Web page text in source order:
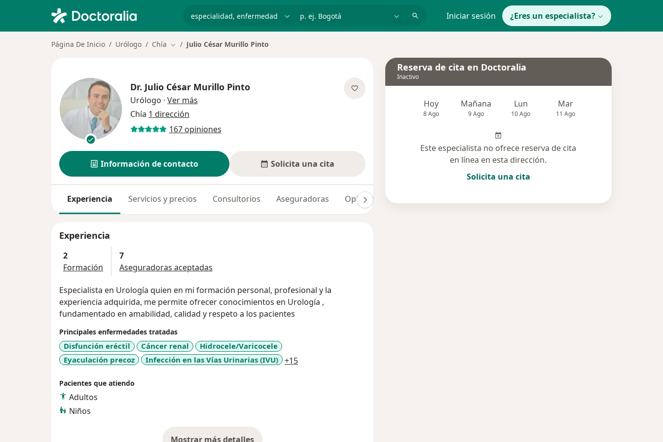
p. ej. Bogotá Iniciar sesión ¿Eres un especialista?
Página De Inicio Urólogo Chía Cambiar de ciudad
Julio César Murillo Pinto
Dr. Julio César Murillo Pinto
Urólogo · Ver más
Chía 1 dirección
167 opiniones
Información de contacto Solicita una cita
Experiencia Servicios y precios Consultorios Aseguradoras Opiniones (167)
Experiencia
2
Formación
7
Aseguradoras aceptadas
Especialista en Urología quien en mi formación personal, profesional y la
experiencia adquirida, me permite ofrecer conocimientos en Urología ,
fundamentado en amabilidad, calidad y respeto a los pacientes
Principales enfermedades tratadas
Disfunción eréctil Cáncer renal
Hidrocele/Varicocele
Eyaculación precoz
Infección en las Vías Urinarias (IVU) +15a11y_sr_more_diseases
Pacientes que atiendo
Adultos
Niños
Mostrar más detalles
Reserva de cita en Doctoralia
Inactivo
Hoy
8 Ago
Mañana
9 Ago
Lun
10 Ago
Mar
11 Ago
Este especialista no ofrece reserva de cita
en línea en esta dirección.
Solicita una cita